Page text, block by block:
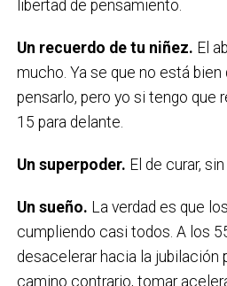
libertad de pensamiento.
Un recuerdo de tu niñez. El
mucho. Ya se que no está bien
pensarlo, pero yo si tengo que
15 para delante.
Un superpoder. El de curar,
Un sueño. La verdad es que
cumpliendo casi todos. A los
desacelerar hacia la jubilación
camino contrario, tomar